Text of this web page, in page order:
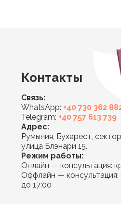
Контакты
Связь:
WhatsApp: +40 730 362
Telegram: +40 757 613 739
Адрес:
Румыния, Бухарест,
улица Блэнари 15.
Режим работы:
Онлайн — консультация:
Оффлайн — консультация:
до 17:00